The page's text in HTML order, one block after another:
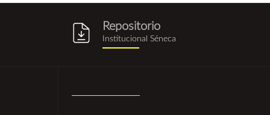
Repositorio
Institucional Séneca